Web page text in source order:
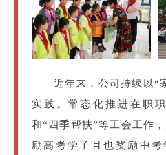
近年来，公司持续以“
实践。常态化推进在职
和“四季帮扶”等工会工作
励高考学子且也奖励中